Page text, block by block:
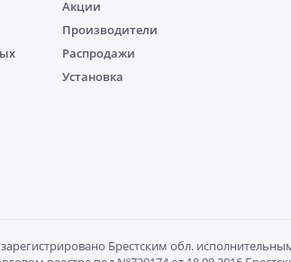
Акции
Производители
Распродажи
Установка
Брестским обл.